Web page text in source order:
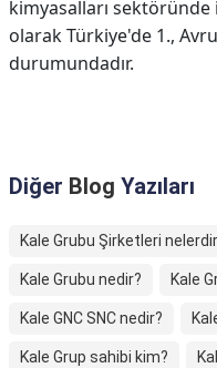
kimyasalları sektöründe
olarak Türkiye'de 1.,
durumundadır.
Diğer Blog Yazıları
Kale Grubu Şirketleri
Kale Grubu nedir? Kale
Kale GNC SNC nedir?
Kale Grup sahibi kim?